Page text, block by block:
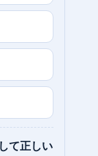
て正しい